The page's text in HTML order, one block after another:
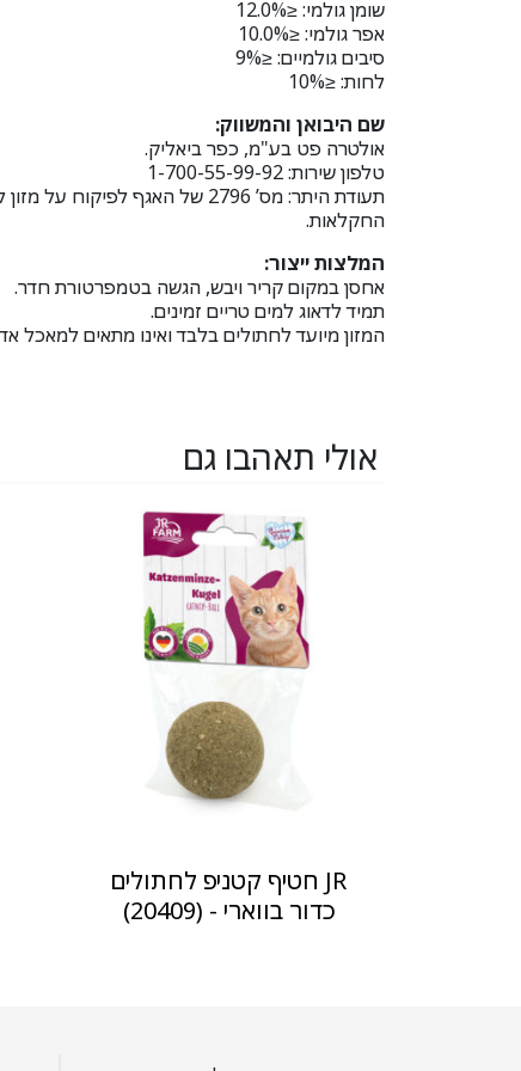
שומן גולמי: ≤12.0%
אפר גולמי: ≤10.0%
סיבים גולמיים: ≤9%
לחות: ≤10%
שם היבואן והמשווק:
אולטרה פט בע"מ, כפר ביאליק.
טלפון שירות: 1-700-55-99-92
תעודת היתר: מס’ 2796 של האגף
החקלאות.
המלצות ייצור:
אחסן במקום קריר ויבש, הגשה בטמפרטורת חדר.
תמיד לדאוג למים טריים זמינים.
המזון מיועד לחתולים בלבד ואינו מתאים למאכל
אולי תאהבו גם
JR חטיף קטניפ לחתולים
כדור בווארי - (20409)